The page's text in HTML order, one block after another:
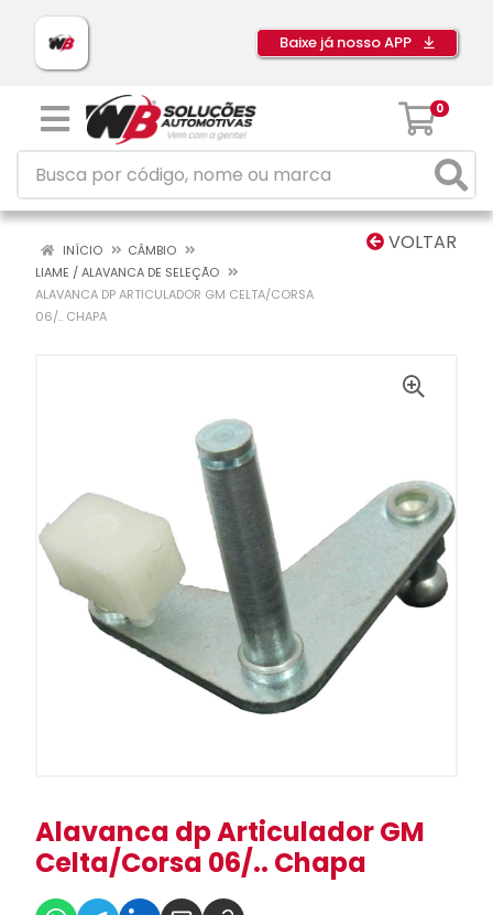
Baixe já nosso APP
0
VOLTAR
INÍCIO
CÂMBIO
LIAME / ALAVANCA DE SELEÇÃO
ALAVANCA DP ARTICULADOR GM CELTA/CORSA
06/.. CHAPA
Alavanca dp Articulador GM
Celta/Corsa 06/.. Chapa